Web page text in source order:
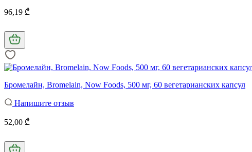
96,19 ₾
Бромелайн, Bromelain, Now Foods, 500 мг, 60 вегетарианских капсул
Напишите отзыв
52,00 ₾